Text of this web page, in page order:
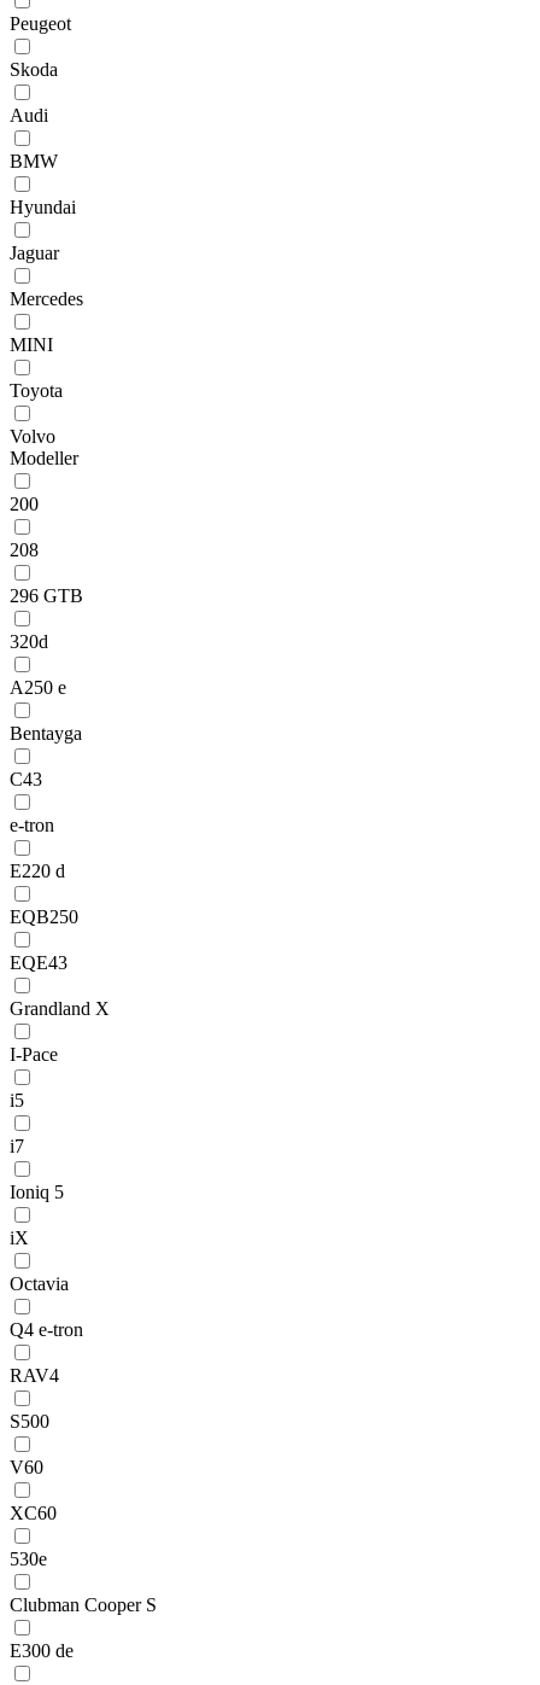
Peugeot
Skoda
Audi
BMW
Hyundai
Jaguar
Mercedes
MINI
Toyota
Volvo
Modeller
200
208
296 GTB
320d
A250 e
Bentayga
C43
e-tron
E220 d
EQB250
EQE43
Grandland X
I-Pace
i5
i7
Ioniq 5
iX
Octavia
Q4 e-tron
RAV4
S500
V60
XC60
530e
Clubman Cooper S
E300 de